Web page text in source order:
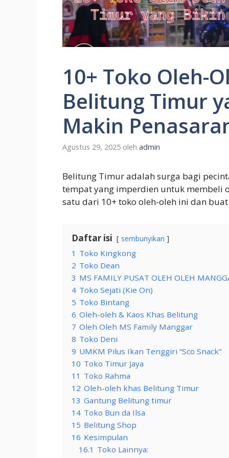
10+ Toko Oleh-
Belitung Timur
Makin
Agustus 29, 2025 oleh admin
Belitung Timur adalah surga bagi
tempat yang imperdien untuk membeli
satu dari 10+ toko oleh-oleh ini dan
Daftar isi sembunyikan
1 Toko Kingkong
2 Toko Dean
3 MS FAMILY PUSAT OLEH OLEH
4 Toko Sejati (Kie On)
5 Toko Bintang
6 Oleh-oleh & Kaos Khas Belitung
7 Oleh Oleh MS Family Manggar
8 Toko Deni
9 UMKM Pilus Ikan Tenggiri “Sco Snack”
10 Toko Timur Jaya
11 Toko Rahma
12 Oleh-oleh khas Belitung Timur
13 Gantung Belitung timur
14 Toko Bun da Ilsa
15 Belitung Shop
16 Kesimpulan
16.1 Toko Lainnya: